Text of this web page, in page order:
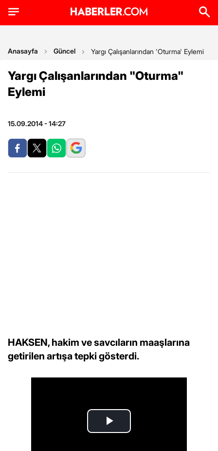
Anasayfa Güncel Yargı Çalışanlarından 'Oturma' Eylemi
Yargı Çalışanlarından "Oturma"
Eylemi
15.09.2014 - 14:27
HAKSEN, hakim ve savcıların maaşlarına
getirilen artışa tepki gösterdi.